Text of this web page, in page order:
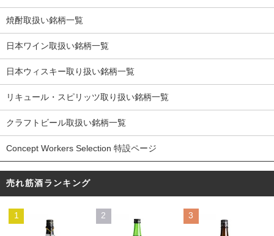
焼酎取扱い銘柄一覧
日本ワイン取扱い銘柄一覧
日本ウィスキー取り扱い銘柄一覧
リキュール・スピリッツ取り扱い銘柄一覧
クラフトビール取扱い銘柄一覧
Concept Workers Selection 特設ページ
売れ筋酒ランキング
1 2 3